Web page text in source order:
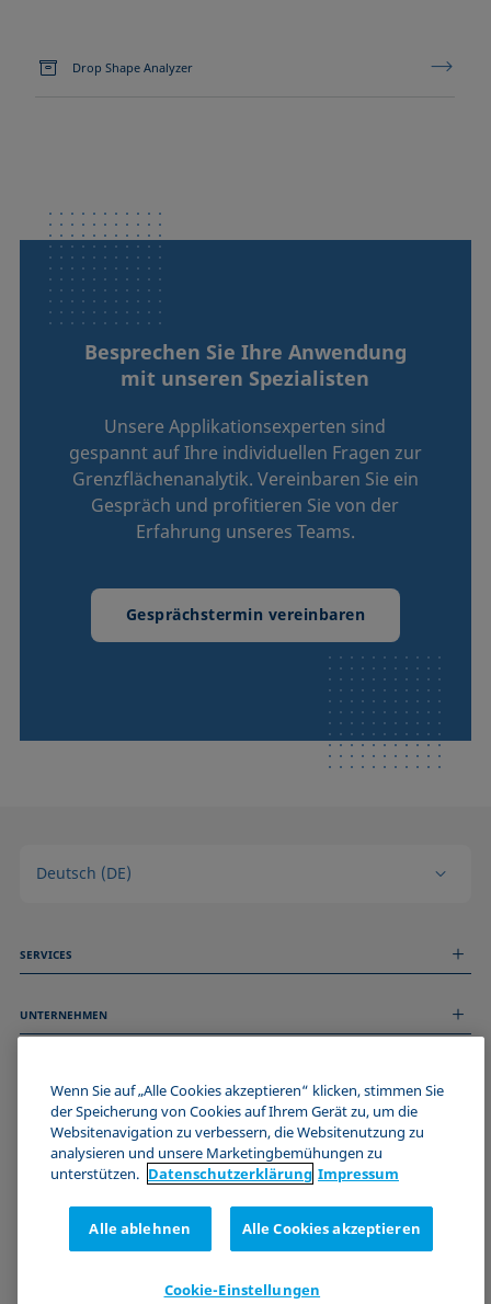
Drop Shape Analyzer
Besprechen Sie Ihre Anwendung
mit unseren Spezialisten
Unsere Applikationsexperten sind
gespannt auf Ihre individuellen Fragen zur
Grenzflächenanalytik. Vereinbaren Sie ein
Gespräch und profitieren Sie von der
Erfahrung unseres Teams.
Gesprächstermin vereinbaren
Deutsch (DE)
SERVICES
Technischer Service
UNTERNEHMEN
Stellenangebote
Events
Impressum
Datenschutzerklärung
Cookie-Richtlinie
Zertifizierungen (ISO 9001)
Newsletter-Anmeldung
WERDE TEIL DER KRÜSS COMMUNITY
Wenn Sie auf „Alle Cookies akzeptieren“ klicken, stimmen Sie
der Speicherung von Cookies auf Ihrem Gerät zu, um die
Websitenavigation zu verbessern, die Websitenutzung zu
analysieren und unsere Marketingbemühungen zu
unterstützen. Datenschutz­erklärung Impressum
Alle ablehnen Alle Cookies akzeptieren
Cookie-Einstellungen